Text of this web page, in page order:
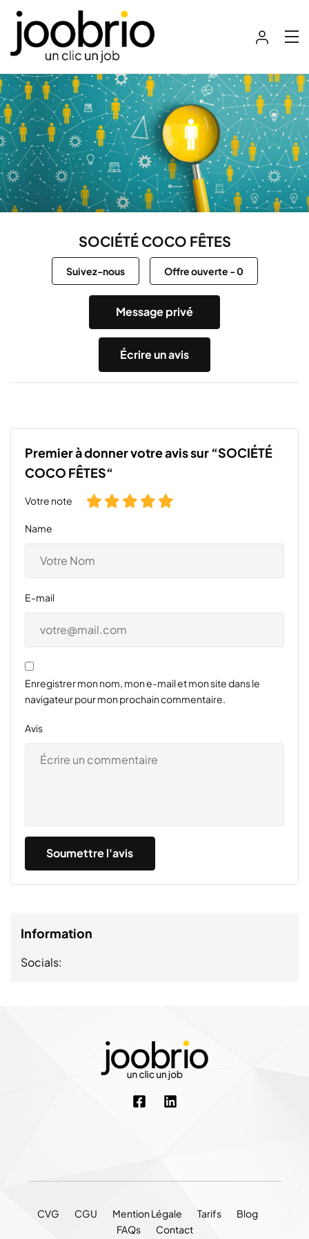
SOCIÉTÉ COCO FÊTES
Suivez-nous Offre ouverte -0
Message privé
Écrire un avis
Premier à donner votre avis sur “SOCIÉTÉ
COCO FÊTES“
Votre note
Name
E-mail
Enregistrer mon nom, mon e-mail et mon site dans le
navigateur pour mon prochain commentaire.
Avis
Information
Socials:
CVG CGU Mention Légale Tarifs
Blog
FAQs
Contact